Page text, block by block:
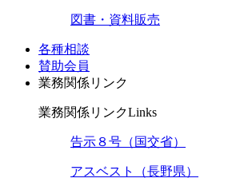
図書・資料販売
各種相談
賛助会員
業務関係リンク
業務関係リンクLinks
告示８号（国交省）
アスベスト（長野県）